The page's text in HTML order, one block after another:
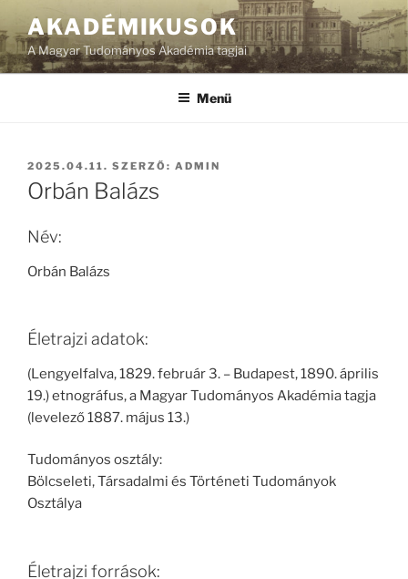
AKADÉMIKUSOK
A Magyar Tudományos Akadémia tagjai
Menü
BEKÜLDVE:
2025.04.11. SZERZŐ: ADMIN
Orbán Balázs
Név:
Orbán Balázs
Életrajzi adatok:
(Lengyelfalva, 1829. február 3. – Budapest, 1890. április
19.) etnográfus, a Magyar Tudományos Akadémia tagja
(levelező 1887. május 13.)
Tudományos osztály:
Bölcseleti, Társadalmi és Történeti Tudományok
Osztálya
Életrajzi források: